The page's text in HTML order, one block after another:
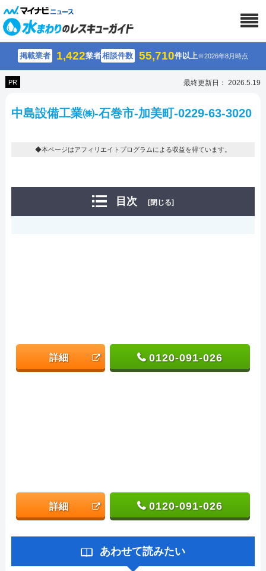
掲載業者 1,422業者相談件数 55,710件以上※2026年8月時点
PR 最終更新日： 2026.5.19
中島設備工業㈱-石巻市-加美町-0229-63-3020
◆本ページはアフィリエイトプログラムによる収益を得ています。
目次 [閉じる]
詳細 0120-091-026
詳細 0120-091-026
あわせて読みたい